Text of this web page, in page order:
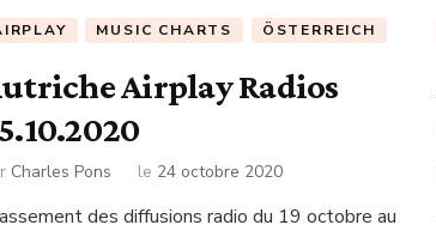
MUSIC CHARTS ÖSTERREICH
Airplay Radios
Charles Pons le 24 octobre 2020
des diffusions radio du 19 octobre au